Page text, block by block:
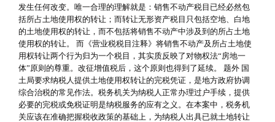
发生任何改变。唯一合理的理解就是：销售不动产税目已经必然包
括所占土地使用权的转让；而转让无形资产税目只包括空地、白地
的土地使用权的转让，而不包括将销售不动产中涉及到的所占土地
使用权的转让。 而《营业税税目注释》将销售不动产及所占土地使
用权转让两个行为归为一个税目，其实质反映了对物权法“房地一
体”原则的尊重。改征增值税后，这个原则也得到了延续。 题外 国
土局要求纳税人提供土地使用权转让的完税凭证，是地方政府协调
综合治税的常见作法。税务机关为纳税人正常办理过户手续，提供
必要的完税或免税证明是纳税服务的应有之义。在本案中，税务机
关应该在准确把握税收政策的基础上，为纳税人出具已就土地转让